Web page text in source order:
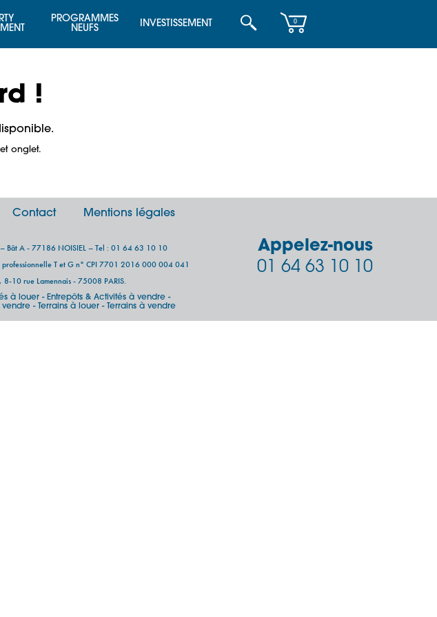
PROGRAMMES
NEUFS
INVESTISSEMENT 0
!
onglet.
Contact Mentions légales
Bât A - 77186 NOISIEL – Tel : 01 64 63 10 10
T et G n° CPI 7701 2016 000 004 041
8-10 rue Lamennais - 75008 PARIS.
à louer - Entrepôts & Activités à vendre -
- Terrains à louer- Terrains à vendre
Appelez-nous
01 64 63 10 10